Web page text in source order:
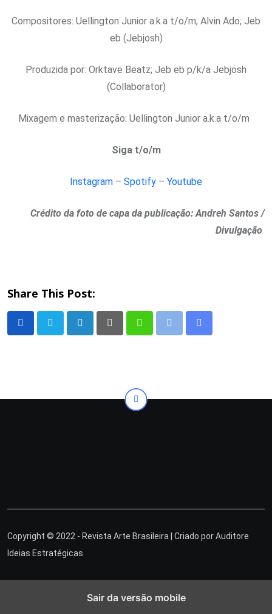
Compositores: Uellington Junior a.k.a t/o/m; Alvin Ado; Jeb
eb (Jebjosh)
Produzida por: Orktave Beatz; Jeb eb p/k/a Jebjosh
(Collaborator)
Mixagem e masterização: Uellington Junior a.k.a t/o/m
Siga t/o/m
Instagram – Spotify – Youtube
Crédito da foto de capa da publicação: Andreh Santos /
Divulgação
Share This Post:
Copyright © 2022 - Revista Arte Brasileira | Criado porAuditore
Ideias Estratégicas
Sair da versão mobile